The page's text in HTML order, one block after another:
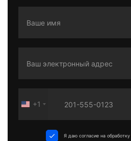
United
+1
Я даю согласие на обработку